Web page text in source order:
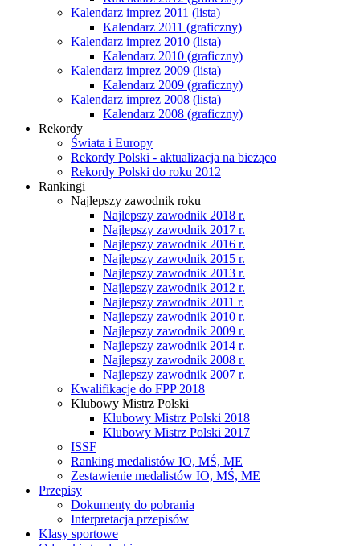
Kalendarz imprez 2011 (lista)
Kalendarz 2011 (graficzny)
Kalendarz imprez 2010 (lista)
Kalendarz 2010 (graficzny)
Kalendarz imprez 2009 (lista)
Kalendarz 2009 (graficzny)
Kalendarz imprez 2008 (lista)
Kalendarz 2008 (graficzny)
Rekordy
Świata i Europy
Rekordy Polski - aktualizacja na bieżąco
Rekordy Polski do roku 2012
Rankingi
Najlepszy zawodnik roku
Najlepszy zawodnik 2018 r.
Najlepszy zawodnik 2017 r.
Najlepszy zawodnik 2016 r.
Najlepszy zawodnik 2015 r.
Najlepszy zawodnik 2013 r.
Najlepszy zawodnik 2012 r.
Najlepszy zawodnik 2011 r.
Najlepszy zawodnik 2010 r.
Najlepszy zawodnik 2009 r.
Najlepszy zawodnik 2014 r.
Najlepszy zawodnik 2008 r.
Najlepszy zawodnik 2007 r.
Kwalifikacje do FPP 2018
Klubowy Mistrz Polski
Klubowy Mistrz Polski 2018
Klubowy Mistrz Polski 2017
ISSF
Ranking medalistów IO, MŚ, ME
Zestawienie medalistów IO, MŚ, ME
Przepisy
Dokumenty do pobrania
Interpretacja przepisów
Klasy sportowe